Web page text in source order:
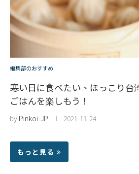
編集部のおすすめ
寒い日に食べたい、ほっこり台
ごはんを楽しもう！
by Pinkoi-JP 2021-11-24
もっと見る